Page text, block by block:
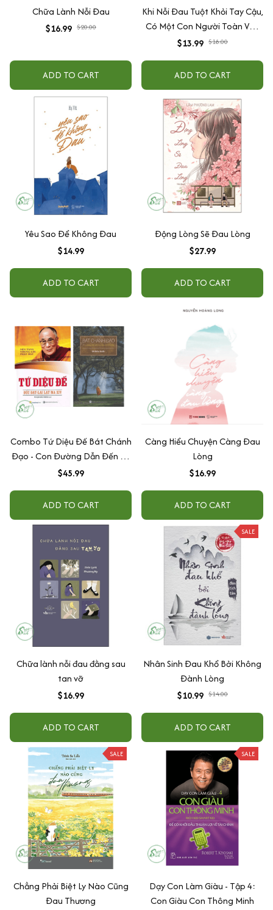
Chữa Lành Nỗi Đau
$16.99 $20.00
ADD TO CART
Khi Nỗi Đau Tuột Khỏi Tay Cậu,
Có Một Con Người Toàn Vẹn
Ở Đó
$13.99 $18.00
ADD TO CART
Yêu Sao Để Không Đau
$14.99
ADD TO CART
Động Lòng Sẽ Đau Lòng
$27.99
ADD TO CART
Combo Tứ Diệu Đế Bát Chánh
Đạo - Con Đường Dẫn Đến Sự
Chấm Dứt Khổ Đau
$45.99
ADD TO CART
Càng Hiểu Chuyện Càng Đau
Lòng
$16.99
ADD TO CART
Chữa lành nỗi đau đằng sau
tan vỡ
$16.99
ADD TO CART
SALE
Nhân Sinh Đau Khổ Bởi Không
Đành Lòng
$10.99 $14.00
ADD TO CART
SALE
Chẳng Phải Biệt Ly Nào Cũng
Đau Thương
SALE
Dạy Con Làm Giàu - Tập 4:
Con Giàu Con Thông Minh